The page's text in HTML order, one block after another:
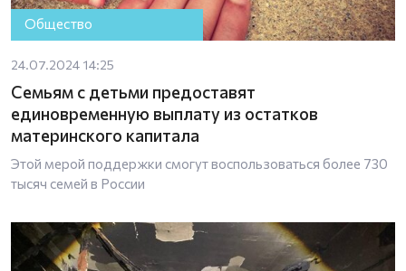
Общество
24.07.2024 14:25
Семьям с детьми предоставят
единовременную выплату из остатков
материнского капитала
Этой мерой поддержки смогут воспользоваться более 730
тысяч семей в России